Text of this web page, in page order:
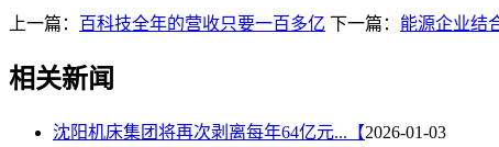
上一篇： 百科技全年的营收只要一百多亿 下一篇： 能源企业结
相关新闻
沈阳机床集团将再次剥离每年64亿元...【2026-01-03